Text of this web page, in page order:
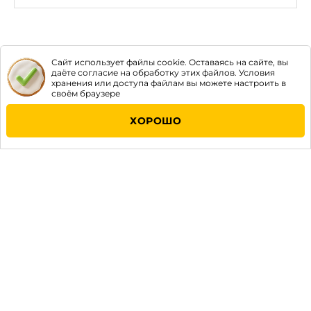
заключенные договора и их условия.Бери
лицензирована и носит официальный характер.
Сайт использует файлы cookie. Оставаясь на сайте, вы
даёте согласие на обработку этих файлов. Условия
хранения или доступа файлам вы можете настроить в
своём браузере
ХОРОШО